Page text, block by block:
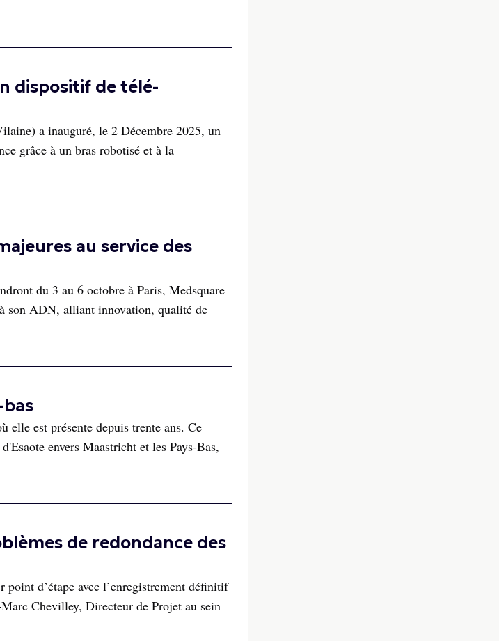
dispositif de télé-
a inauguré, le 2 Décembre 2025, un
grâce à un bras robotisé et à la
au service des
du 3 au 6 octobre à Paris, Medsquare
son ADN, alliant innovation, qualité de
elle est présente depuis trente ans. Ce
envers Maastricht et les Pays-Bas,
de redondance des
d’étape avec l’enregistrement définitif
Chevilley, Directeur de Projet au sein